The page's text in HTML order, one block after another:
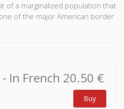
of a marginalized population that
of the major American border
- In French 20.50 €
Buy